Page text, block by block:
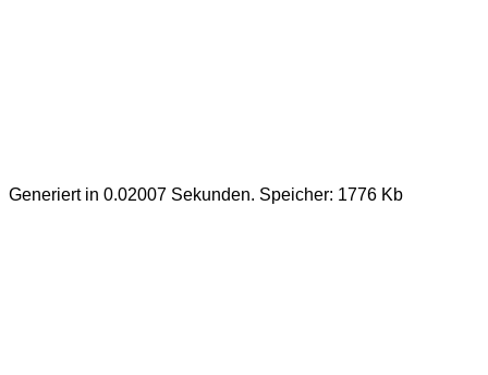
Generiert in 0.02007 Sekunden. Speicher: 1776 Kb